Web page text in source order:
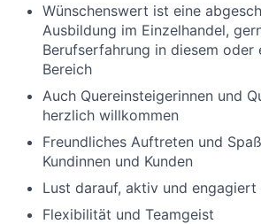
Wünschenswert ist eine
Ausbildung im Einzelhandel,
Berufserfahrung in diesem oder
Bereich
Auch Quereinsteigerinnen und
herzlich willkommen
Freundliches Auftreten und
Kundinnen und Kunden
Lust darauf, aktiv und
Flexibilität und Teamgeist